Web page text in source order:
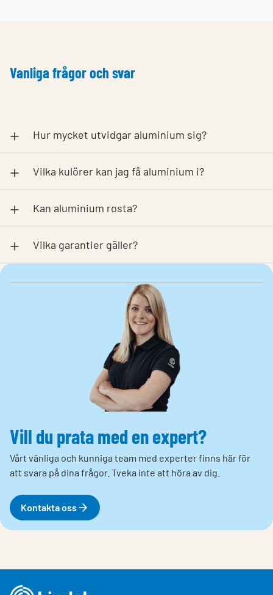
Vanliga frågor och svar
Hur mycket utvidgar aluminium sig?
Vilka kulörer kan jag få aluminium i?
Kan aluminium rosta?
Vilka garantier gäller?
Vill du prata med en expert?
Vårt vänliga och kunniga team med experter finns här för
att svara på dina frågor. Tveka inte att höra av dig.
Kontakta oss